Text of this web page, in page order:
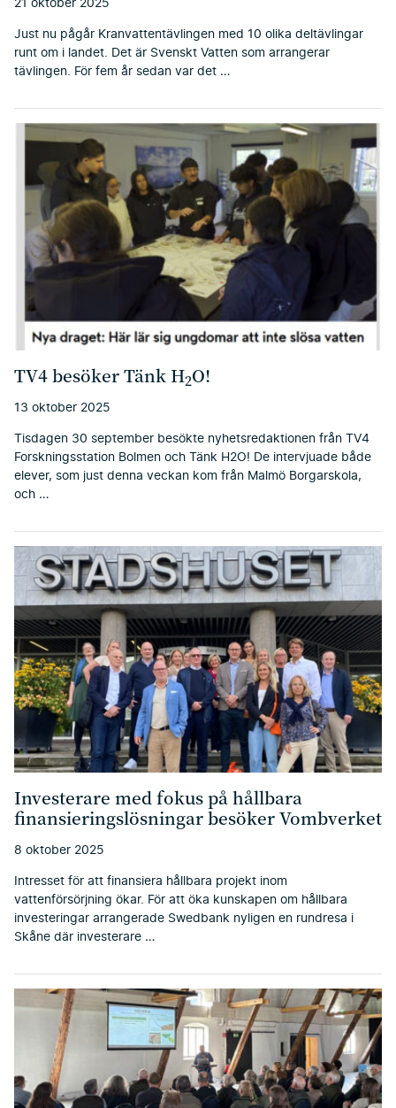
21 oktober 2025
Just nu pågår Kranvattentävlingen med 10 olika deltävlingar
runt om i landet. Det är Svenskt Vatten som arrangerar
tävlingen. För fem år sedan var det …
TV4 besöker Tänk H2O!
13 oktober 2025
Tisdagen 30 september besökte nyhetsredaktionen från TV4
Forskningsstation Bolmen och Tänk H2O! De intervjuade både
elever, som just denna veckan kom från Malmö Borgarskola,
och …
Investerare med fokus på hållbara
finansieringslösningar besöker Vombverket
8 oktober 2025
Intresset för att finansiera hållbara projekt inom
vattenförsörjning ökar. För att öka kunskapen om hållbara
investeringar arrangerade Swedbank nyligen en rundresa i
Skåne där investerare …